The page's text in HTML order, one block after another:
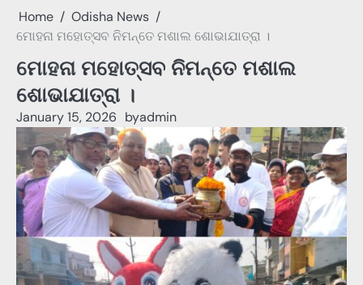
Home
Odisha News
ମୋହନା ମହୋତ୍ସବ ନିମନ୍ତେ ମଶାଲ ଶୋଭାଯାତ୍ରା ।
ମୋହନା ମହୋତ୍ସବ ନିମନ୍ତେ ମଶାଲ
ଶୋଭାଯାତ୍ରା ।
January 15, 2026 byadmin